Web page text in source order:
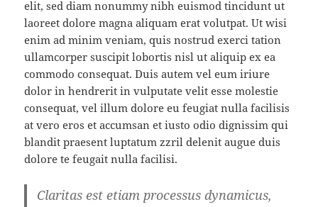
elit, sed diam nonummy nibh euismod tincidunt ut
laoreet dolore magna aliquam erat volutpat. Ut wisi
enim ad minim veniam, quis nostrud exerci tation
ullamcorper suscipit lobortis nisl ut aliquip ex ea
commodo consequat. Duis autem vel eum iriure
dolor in hendrerit in vulputate velit esse molestie
consequat, vel illum dolore eu feugiat nulla facilisis
at vero eros et accumsan et iusto odio dignissim qui
blandit praesent luptatum zzril delenit augue duis
dolore te feugait nulla facilisi.
Claritas est etiam processus dynamicus,